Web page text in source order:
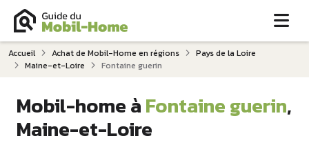
Accueil Achat de Mobil-Home en régions
Pays de la Loire
Maine-et-Loire
Fontaine guerin
Mobil-home àFontaine guerin,
Maine-et-Loire